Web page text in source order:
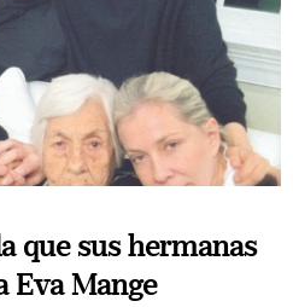
que sus hermanas
Eva Mange